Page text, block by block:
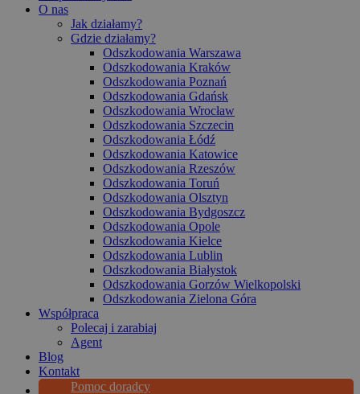
O nas
Jak działamy?
Gdzie działamy?
Odszkodowania Warszawa
Odszkodowania Kraków
Odszkodowania Poznań
Odszkodowania Gdańsk
Odszkodowania Wrocław
Odszkodowania Szczecin
Odszkodowania Łódź
Odszkodowania Katowice
Odszkodowania Rzeszów
Odszkodowania Toruń
Odszkodowania Olsztyn
Odszkodowania Bydgoszcz
Odszkodowania Opole
Odszkodowania Kielce
Odszkodowania Lublin
Odszkodowania Białystok
Odszkodowania Gorzów Wielkopolski
Odszkodowania Zielona Góra
Współpraca
Polecaj i zarabiaj
Agent
Blog
Kontakt
Pomoc doradcy